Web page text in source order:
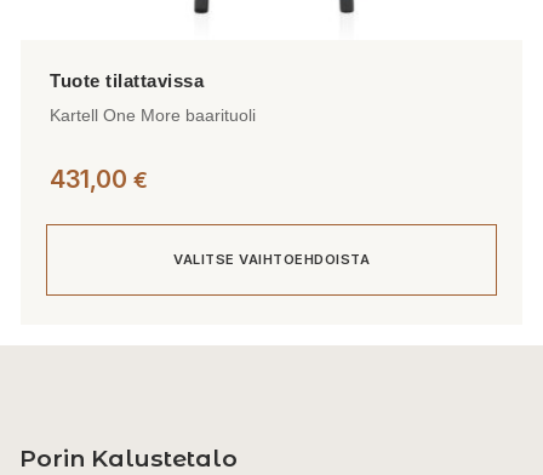
Kartell One More baarituoli
431,00 €
VALITSE VAIHTOEHDOISTA
muunnelma.
Porin Kalustetalo